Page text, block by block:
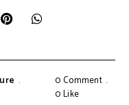
0 Comment
0Like